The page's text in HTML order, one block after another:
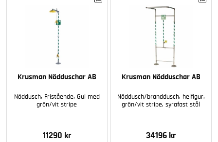
Krusman Nödduschar AB
Nöddusch, Fristående, Gul med
grön/vit stripe
11290 kr
Krusman Nödduschar AB
Nöddusch/branddusch, helfigur,
grön/vit stripe, syrafast stål
34196 kr